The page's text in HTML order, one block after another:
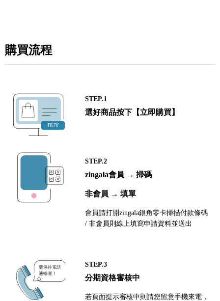
購買流程
STEP.1
選好商品按下【立即購買】
STEP.2
zingala會員 → 掃碼
非會員 → 填單
會員請打開zingala銀角零卡掃描付款條碼
/ 非會員則線上填寫申請資料並送出
STEP.3
分期資格審核中
若頁面提示審核中則請您留意手機來電，